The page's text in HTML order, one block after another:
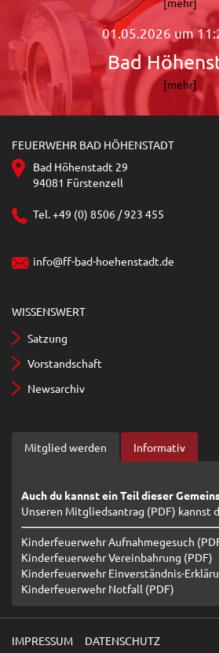
01.05.2026 um
Bad
[mehr]
FEUERWEHR BAD HÖHENSTADT
Bad Höhenstadt 29
94081 Fürstenzell
Tel. +49 (0) 8506 / 923 455
info@ff-bad-hoehenstadt.de
WISSENSWERT
Satzung
Vorstandschaft
Newsarchiv
Mitglied werden Informativ
Auch du kannst ein Teil dieser
Unseren Mitgliedsantrag (PDF) kannst
Kinderfeuerwehr Aufnahmegesuch
Kinderfeuerwehr Vereinbahrung (PDF)
Kinderfeuerwehr Einverständnis-
Kinderfeuerwehr Notfall (PDF)
IMPRESSUM DATENSCHUTZ